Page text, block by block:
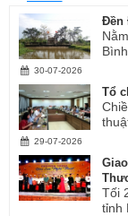
Đền
30-07-2026
Tổ
29-07-2026
Tối
tỉnh